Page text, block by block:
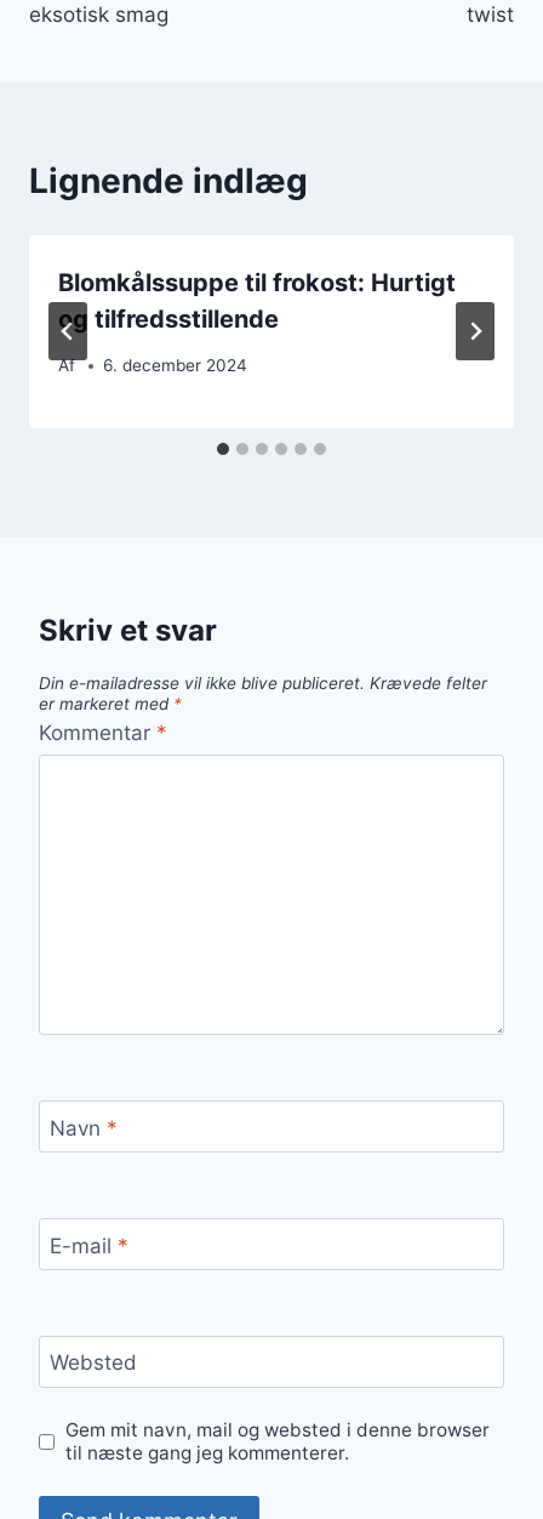
eksotisk smag
twist
Lignende indlæg
Blomkålssuppe til frokost: Hurtigt
og tilfredsstillende
Af 6. december 2024
Skriv et svar
Din e-mailadresse vil ikke blive publiceret. Krævede felter
er markeret med *
Kommentar *
Navn *
E-mail *
Websted
Gem mit navn, mail og websted i denne browser
til næste gang jeg kommenterer.